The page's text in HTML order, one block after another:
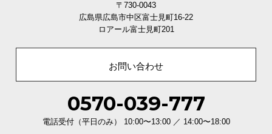
充実のアフターサービス
商品のお届けから、ご購入後のアフターサービスま
で、トータルでご満足頂けるように努めています。
〒730-0043
広島県広島市中区富士見町16-22
ロアール富士見町201
お問い合わせ
0570-039-777
電話受付（平日のみ） 10:00〜13:00 ／ 14:00〜18:00